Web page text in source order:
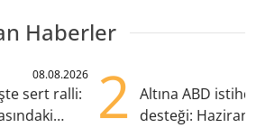
Haberler
08.08.2026
sert ralli:
2
Altına ABD
desteği: